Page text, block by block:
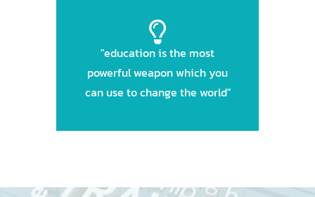
"education is the most
powerful weapon which you
can use to change the world"